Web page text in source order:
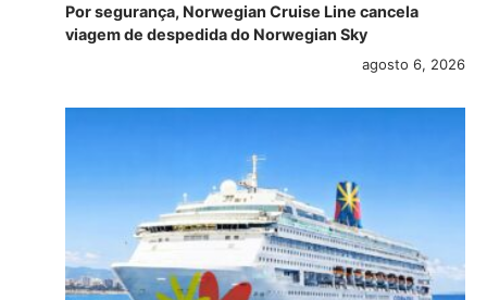
Por segurança, Norwegian Cruise Line cancela
viagem de despedida do Norwegian Sky
agosto 6, 2026